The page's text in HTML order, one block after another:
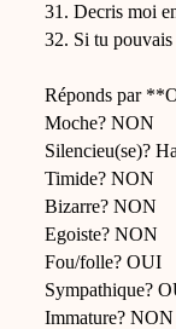
31. Decris moi
32. Si tu
Réponds par
Moche? NON
Silencieu(se)?
Timide? NON
Bizarre? NON
Egoiste? NON
Fou/folle? OUI
Sympathique?
Immature? NON